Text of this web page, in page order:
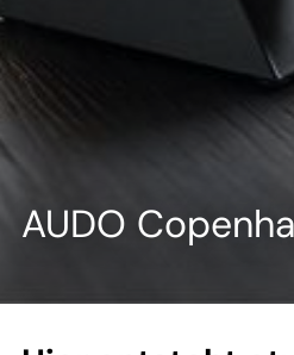
AUDO